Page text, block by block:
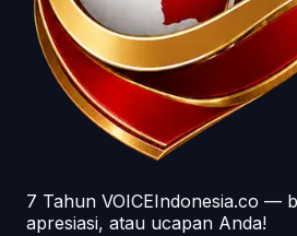
7 Tahun VOICEIndonesia.co —
apresiasi, atau ucapan Anda!